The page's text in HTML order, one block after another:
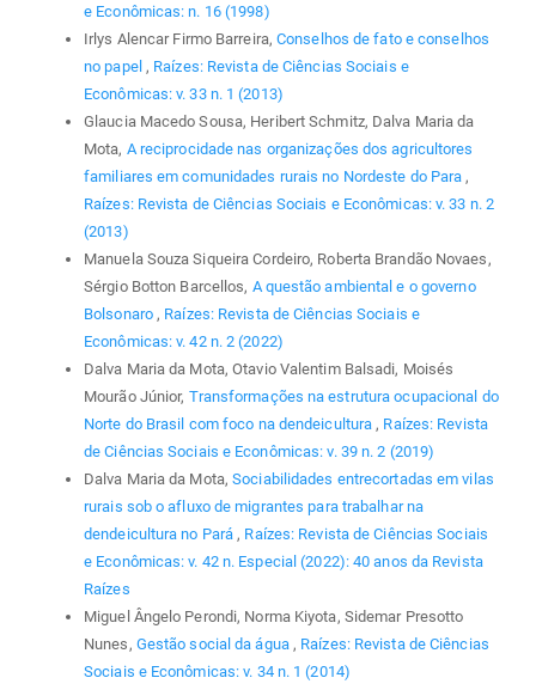
e Econômicas: n. 16 (1998)
Irlys Alencar Firmo Barreira,Conselhos de fato e conselhos
no papel , Raízes: Revista de Ciências Sociais e
Econômicas: v. 33 n. 1 (2013)
Glaucia Macedo Sousa, Heribert Schmitz, Dalva Maria da
Mota, A reciprocidade nas organizações dos agricultores
familiares em comunidades rurais no Nordeste do Para ,
Raízes: Revista de Ciências Sociais e Econômicas: v. 33 n. 2
(2013)
Manuela Souza Siqueira Cordeiro, Roberta Brandão Novaes,
Sérgio Botton Barcellos, A questão ambiental e o governo
Bolsonaro , Raízes: Revista de Ciências Sociais e
Econômicas: v. 42 n. 2 (2022)
Dalva Maria da Mota, Otavio Valentim Balsadi, Moisés
Mourão Júnior, Transformações na estrutura ocupacional do
Norte do Brasil com foco na dendeicultura , Raízes: Revista
de Ciências Sociais e Econômicas: v. 39 n. 2 (2019)
Dalva Maria da Mota,Sociabilidades entrecortadas em vilas
rurais sob o afluxo de migrantes para trabalhar na
dendeicultura no Pará , Raízes: Revista de Ciências Sociais
e Econômicas: v. 42 n. Especial (2022): 40 anos da Revista
Raízes
Miguel Ângelo Perondi, Norma Kiyota, Sidemar Presotto
Nunes, Gestão social da água , Raízes: Revista de Ciências
Sociais e Econômicas: v. 34 n. 1 (2014)